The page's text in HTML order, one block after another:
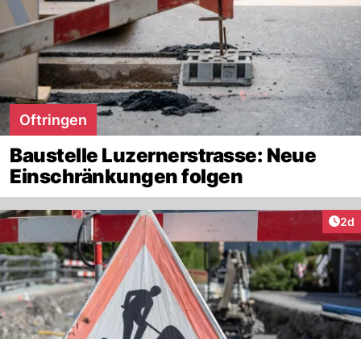
Oftringen
Baustelle Luzernerstrasse: Neue
Einschränkungen folgen
2d